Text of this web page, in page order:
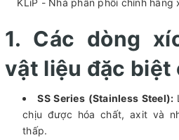
KLiP - Nhà phân phối chính hãng
1. Các dòng
vật liệu đặc biệt
SS Series (Stainless Steel):
chịu được hóa chất, axit và
thấp.